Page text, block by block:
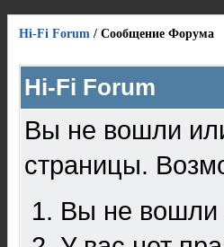
Hi-Fi Forum / Сообщение Форума
Hi-Fi Forum
Вы не вошли
страницы.
Вы не вошли